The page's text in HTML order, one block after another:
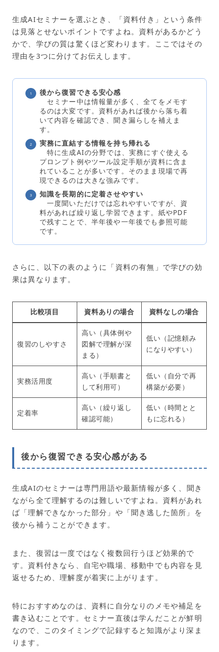
生成AIセミナーを選ぶとき、「資料付き」という条件
は見落とせないポイントですよね。資料があるかどう
かで、学びの質は驚くほど変わります。ここではその
理由を3つに分けてお伝えします。
後から復習できる安心感
セミナー中は情報量が多く、全てをメモす
るのは大変です。資料があれば後から落ち着
いて内容を確認でき、聞き漏らしを補えま
す。
実務に直結する情報を持ち帰れる
特に生成AIの分野では、実務にすぐ使える
プロンプト例やツール設定手順が資料に含ま
れていることが多いです。そのまま現場で再
現できるのは大きな強みです。
知識を長期的に定着させやすい
一度聞いただけでは忘れやすいですが、資
料があれば繰り返し学習できます。紙やPDF
で残すことで、半年後や一年後でも参照可能
です。
さらに、以下の表のように「資料の有無」で学びの効
果は異なります。
比較項目 資料ありの場合 資料なしの場合
復習のしやすさ
高い（具体例や
図解で理解が深
まる）
低い（記憶頼み
になりやすい）
実務活用度
高い（手順書と
して利用可）
低い（自分で再
構築が必要）
定着率
高い（繰り返し
確認可能）
低い（時間とと
もに忘れる）
後から復習できる安心感がある
生成AIのセミナーは専門用語や最新情報が多く、聞き
ながら全て理解するのは難しいですよね。資料があれ
ば「理解できなかった部分」や「聞き逃した箇所」を
後から補うことができます。
また、復習は一度ではなく複数回行うほど効果的で
す。資料付きなら、自宅や職場、移動中でも内容を見
返せるため、理解度が着実に上がります。
特におすすめなのは、資料に自分なりのメモや補足を
書き込むことです。セミナー直後は学んだことが鮮明
なので、このタイミングで記録すると知識がより深ま
ります。